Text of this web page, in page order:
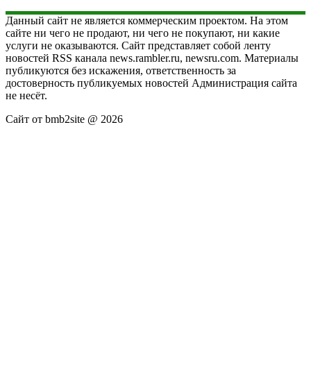
Данный сайт не является коммерческим проектом. На этом
сайте ни чего не продают, ни чего не покупают, ни какие
услуги не оказываются. Сайт представляет собой ленту
новостей RSS канала news.rambler.ru, newsru.com. Материалы
публикуются без искажения, ответственность за
достоверность публикуемых новостей Администрация сайта
не несёт.
Сайт от bmb2site @ 2026